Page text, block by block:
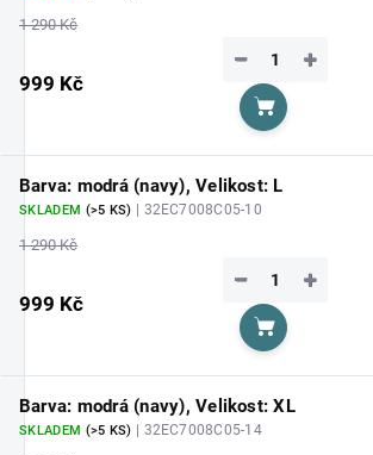
1 290 Kč
999 Kč
+
−
Do košíku
Barva: modrá (navy), Velikost: L
SKLADEM (>5 KS) | 32EC7008C05-10
1 290 Kč
999 Kč
+
−
Do košíku
Barva: modrá (navy), Velikost: XL
SKLADEM (>5 KS) | 32EC7008C05-14